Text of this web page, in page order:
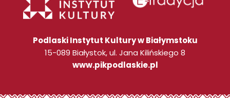
Podlaski Instytut Kultury w Białymstoku
15-089 Białystok, ul. Jana Kilińskiego 8
www.pikpodlaskie.pl